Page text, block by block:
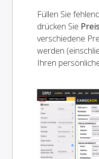
Füllen Sie
drücken Sie
verschiedene
werden
Ihren